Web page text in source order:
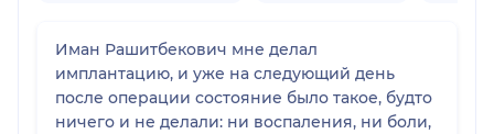
Иман Рашитбекович мне делал
имплантацию, и уже на следующий день
после операции состояние было такое, будто
ничего и не делали: ни воспаления, ни боли,